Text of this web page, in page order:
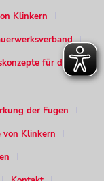
Klinkern
für den
der Fugen
von Klinkern